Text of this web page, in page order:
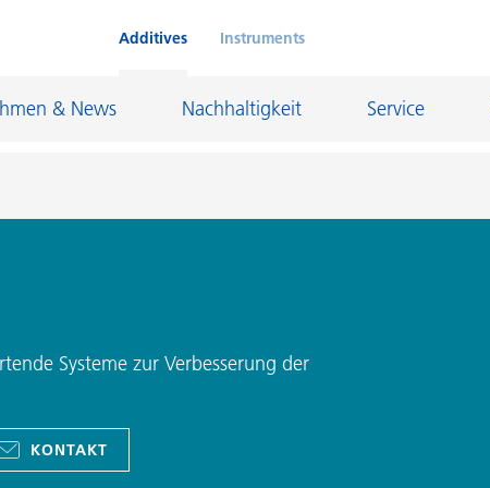
Additives Instruments
& News Nachhaltigkeit Service
Feuerfestindustrie
I&I
Maler- und Bautenlacke
Systeme zur Verbesserung der
KONTAKT